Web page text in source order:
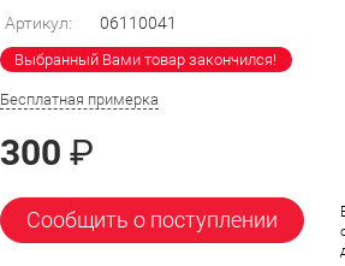
Артикул: 06110041
Выбранный Вами товар закончился!
Бесплатная примерка
300 ₽
Сообщить о поступлении